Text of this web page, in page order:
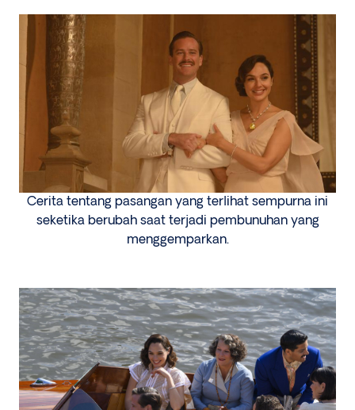
Cerita tentang pasangan yang terlihat sempurna ini
seketika berubah saat terjadi pembunuhan yang
menggemparkan.